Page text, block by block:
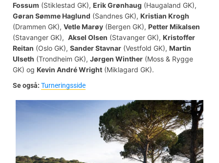
Fossum (Stiklestad GK), Erik Grønhaug (Haugaland GK),
Gøran Sømme Haglund (Sandnes GK), Kristian Krogh
(Drammen GK), Vetle Marøy (Bergen GK), Petter Mikalsen
(Stavanger GK), Aksel Olsen (Stavanger GK), Kristoffer
Reitan (Oslo GK), Sander Stavnar (Vestfold GK), Martin
Ulseth (Trondheim GK), Jørgen Winther (Moss & Rygge
GK) og Kevin André Wright (Miklagard GK).
Se også: Turneringsside